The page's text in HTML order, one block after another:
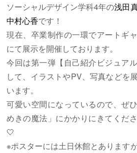
ソーシャルデザイン学科4年の浅田
中村心香です！
現在、卒業制作の一環でアートギ
にて展示を開催しております。
今回は第一弾【自己紹介ビジュア
して、イラストやPV、写真などを
います。
可愛い空間になっているので、ぜ
めきの魔法」にかかりにきてくだ
🤍
※ポスターには土日休館とあります